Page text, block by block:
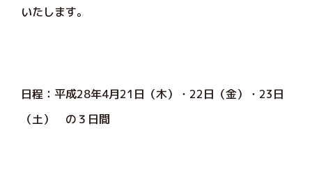
いたします。
日程：平成28年4月21日（木）・22日（金）・23日
（土） の３日間